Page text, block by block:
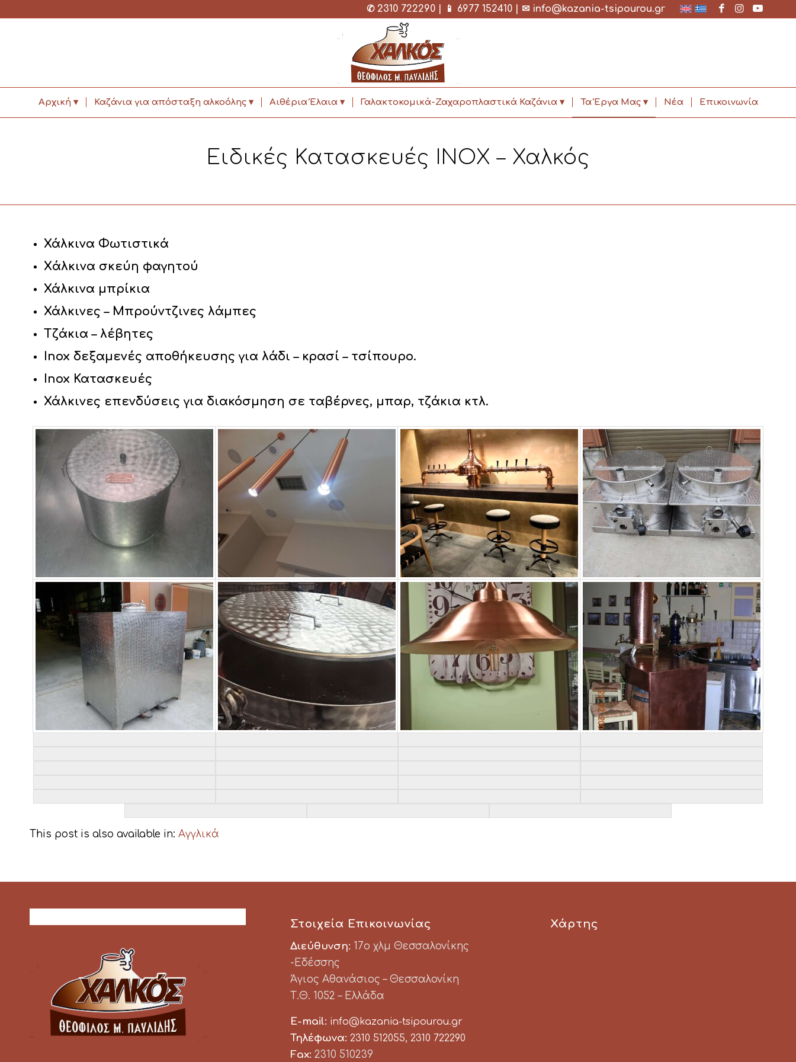
✆ 2310 722290 | 📱 6977 152410 | ✉ info@kazania-tsipourou.gr
Αρχική Καζάνια για απόσταξη αλκοόλης Αιθέρια Έλαια Γαλακτοκομικά-Ζαχαροπλαστικά Καζάνια Τα Έργα Μας Νέα Επικοινωνία
Ειδικές Κατασκευές ΙΝΟΧ – Χαλκός
Χάλκινα Φωτιστικά
Xάλκινα σκεύη φαγητού
Χάλκινα μπρίκια
Χάλκινες – Μπρούντζινες λάμπες
Τζάκια – λέβητες
Inox δεξαμενές αποθήκευσης για λάδι – κρασί – τσίπουρο.
Inox Κατασκευές
Χάλκινες επενδύσεις για διακόσμηση σε ταβέρνες, μπαρ, τζάκια κτλ.
This post is also available in: Αγγλικά
Στοιχεία Επικοινωνίας
Διεύθυνση: 17ο χλμ Θεσσαλονίκης
-Εδέσσης
Άγιος Αθανάσιος – Θεσσαλονίκη
Τ.Θ. 1052 – Ελλάδα
E-mail: info@kazania-tsipourou.gr
Τηλέφωνα: 2310 512055, 2310 722290
Fax: 2310 510239
Χάρτης